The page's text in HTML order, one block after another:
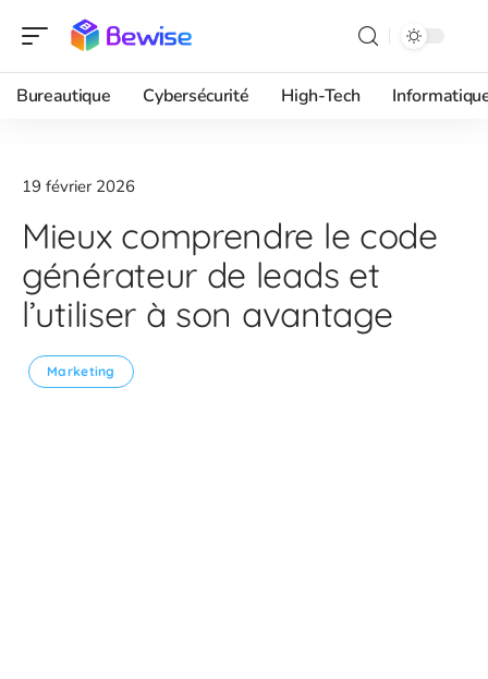
Bureautique Cybersécurité High-Tech
19 février 2026
Mieux comprendre le code
générateur de leads et
l’utiliser à son avantage
Marketing